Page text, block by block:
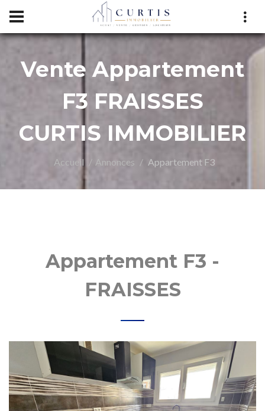
Vente Appartement
F3 FRAISSES
CURTIS IMMOBILIER
Accueil Annonces Appartement F3
Appartement F3 -
FRAISSES